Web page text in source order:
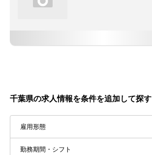
千葉県の求人情報を条件を追加して探す
雇用形態
勤務期間・シフト